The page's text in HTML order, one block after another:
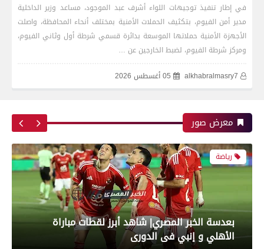
في إطار تنفيذ توجيهات اللواء أشرف عبد الموجود، مساعد وزير الداخلية
مدير أمن الفيوم، بتكثيف الحملات الأمنية بمختلف أنحاء المحافظة، واصلت
الأجهزة الأمنية حملاتها الموسعة بدائرة قسمي شرطة أول وثاني الفيوم،
ومركز شرطة الفيوم، لضبط الخارجين عن …
alkhabralmasry7
05 أغسطس 2026
معرض صور
رياضة
بعدسة الخبر المصري| شاهد أبرز لقطات مباراة زد و
بيراميدز فى نهائى كأس مصر
رياضة
بعدسة الخبر المصري| شاهد أبرز لقطات مباراة
الأهلي و إنبي فى الدورى